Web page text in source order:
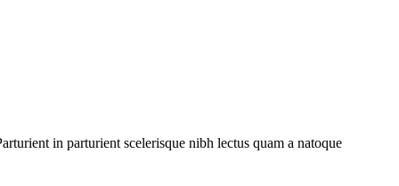
in parturient scelerisque nibh lectus quam a natoque